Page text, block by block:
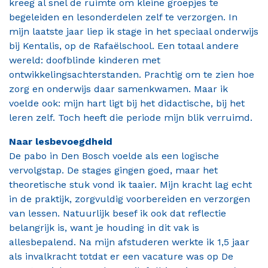
kreeg al snel de ruimte om kleine groepjes te
begeleiden en lesonderdelen zelf te verzorgen. In
mijn laatste jaar liep ik stage in het speciaal onderwijs
bij Kentalis, op de Rafaëlschool. Een totaal andere
wereld: doofblinde kinderen met
ontwikkelingsachterstanden. Prachtig om te zien hoe
zorg en onderwijs daar samenkwamen. Maar ik
voelde ook: mijn hart ligt bij het didactische, bij het
leren zelf. Toch heeft die periode mijn blik verruimd.
Naar lesbevoegdheid
De pabo in Den Bosch voelde als een logische
vervolgstap. De stages gingen goed, maar het
theoretische stuk vond ik taaier. Mijn kracht lag echt
in de praktijk, zorgvuldig voorbereiden en verzorgen
van lessen. Natuurlijk besef ik ook dat reflectie
belangrijk is, want je houding in dit vak is
allesbepalend. Na mijn afstuderen werkte ik 1,5 jaar
als invalkracht totdat er een vacature was op De